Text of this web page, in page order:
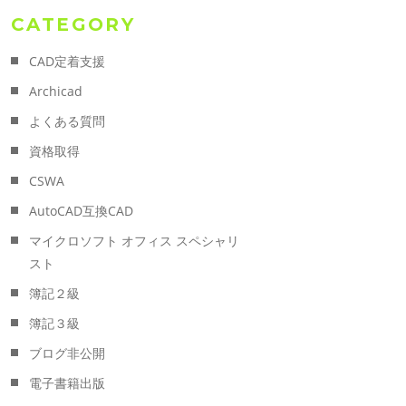
CATEGORY
CAD定着支援
Archicad
よくある質問
資格取得
CSWA
AutoCAD互換CAD
マイクロソフト オフィス スペシャリ
スト
簿記２級
簿記３級
ブログ非公開
電子書籍出版